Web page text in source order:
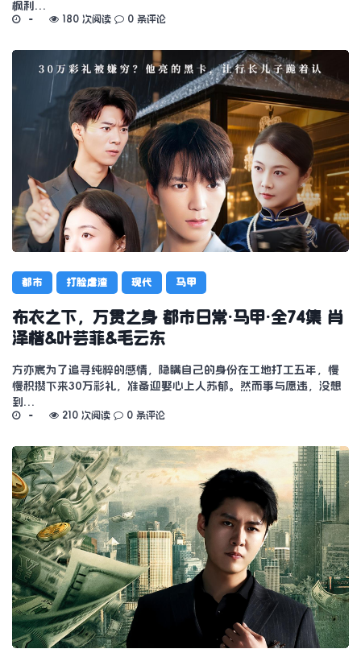
枫利…
180 次阅读 0 条评论
都市 打脸虐渣 现代 马甲
布衣之下，万贯之身 都市日常·马甲·全74集 肖
泽楷&叶芸菲&毛云东
方亦宸为了追寻纯粹的感情，隐瞒自己的身份在工地打工五年，慢
慢积攒下来30万彩礼，准备迎娶心上人苏郁。然而事与愿违，没想
到…
210 次阅读 0 条评论